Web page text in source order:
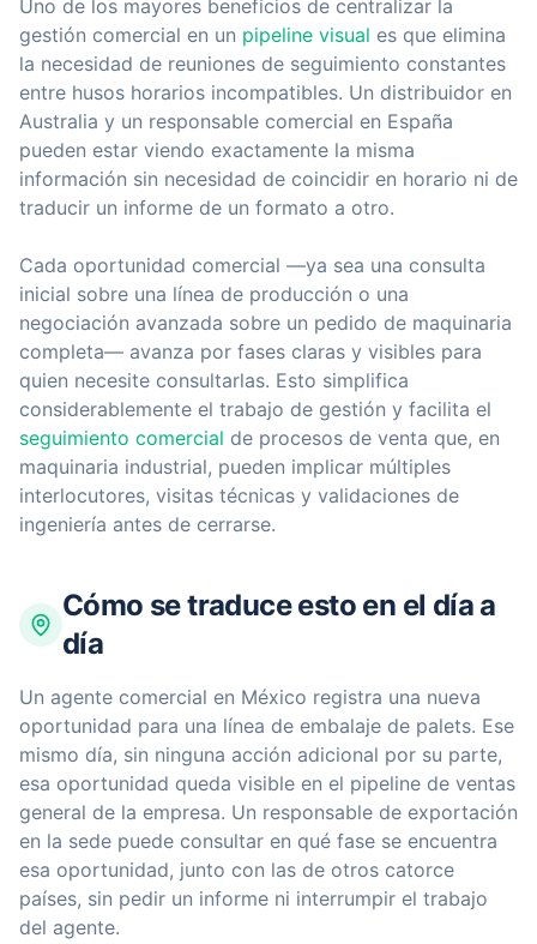
Uno de los mayores beneficios de centralizar la
gestión comercial en un pipeline visual es que elimina
la necesidad de reuniones de seguimiento constantes
entre husos horarios incompatibles. Un distribuidor en
Australia y un responsable comercial en España
pueden estar viendo exactamente la misma
información sin necesidad de coincidir en horario ni de
traducir un informe de un formato a otro.
Cada oportunidad comercial —ya sea una consulta
inicial sobre una línea de producción o una
negociación avanzada sobre un pedido de maquinaria
completa— avanza por fases claras y visibles para
quien necesite consultarlas. Esto simplifica
considerablemente el trabajo de gestión y facilita el
seguimiento comercial de procesos de venta que, en
maquinaria industrial, pueden implicar múltiples
interlocutores, visitas técnicas y validaciones de
ingeniería antes de cerrarse.
Cómo se traduce esto en el día a
día
Un agente comercial en México registra una nueva
oportunidad para una línea de embalaje de palets. Ese
mismo día, sin ninguna acción adicional por su parte,
esa oportunidad queda visible en el pipeline de ventas
general de la empresa. Un responsable de exportación
en la sede puede consultar en qué fase se encuentra
esa oportunidad, junto con las de otros catorce
países, sin pedir un informe ni interrumpir el trabajo
del agente.